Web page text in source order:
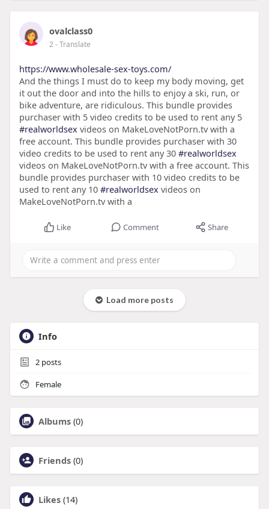
ovalclass0
2- Translate
https://www.wholesale-sex-toys.com/
And the things I must do to keep my body moving, get
it out the door and into the hills to enjoy a ski, run, or
bike adventure, are ridiculous. This bundle provides
purchaser with 5 video credits to be used to rent any 5
#realworldsexvideos on MakeLoveNotPorn.tv with a
free account. This bundle provides purchaser with 30
video credits to be used to rent any 30 #realworldsex
videos on MakeLoveNotPorn.tv with a free account. This
bundle provides purchaser with 10 video credits to be
used to rent any 10 #realworldsexvideos on
MakeLoveNotPorn.tv with a
Like Comment Share
Load more posts
Info
2posts
Female
Albums (0)
Friends (0)
Likes (14)